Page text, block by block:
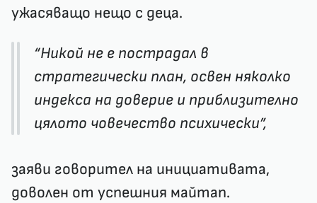
ужасяващо нещо с деца.
“Никой не е пострадал в
стратегически план, освен няколко
индекса на доверие и приблизително
цялото човечество психически”,
заяви говорител на инициативата,
доволен от успешния майтап.